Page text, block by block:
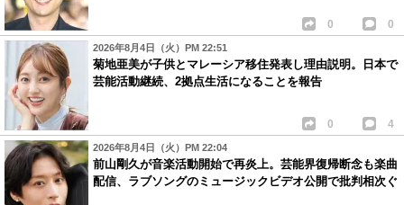
0 0
2026年8月4日（火）PM 22:51
菊地亜美が子供とマレーシア移住発表し理由説明。日本で
芸能活動継続、2拠点生活になることを報告
0 4
2026年8月4日（火）PM 22:04
前山剛久が音楽活動開始で再炎上。芸能界復帰断念も楽曲
配信、ラブソングのミュージックビデオ公開で批判相次ぐ